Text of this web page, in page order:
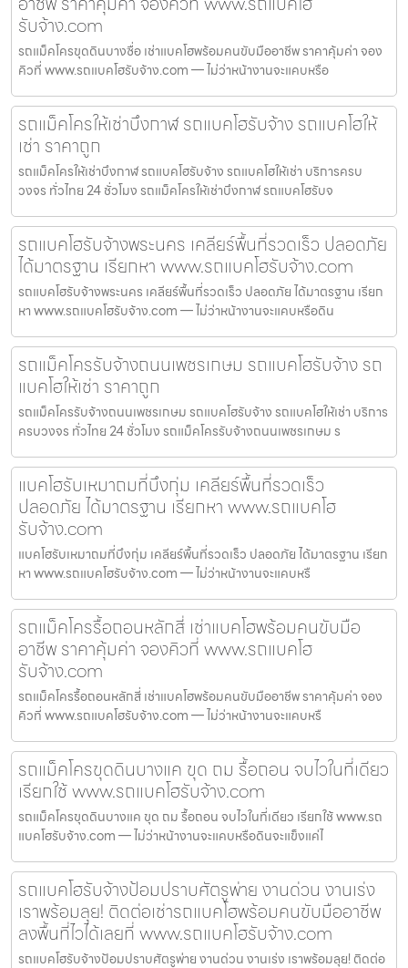
รับจ้าง.com
รถแม็คโครขุดดินบางซื่อ เช่าแบคโฮพร้อมคนขับมืออาชีพ ราคาคุ้มค่า จอง
คิวที่ www.รถแบคโฮรับจ้าง.com — ไม่ว่าหน้างานจะแคบหรือ
รถแม็คโครให้เช่าบึงกาฬ รถแบคโฮรับจ้าง รถแบคโฮให้
เช่า ราคาถูก
รถแม็คโครให้เช่าบึงกาฬ รถแบคโฮรับจ้าง รถแบคโฮให้เช่า บริการครบ
วงจร ทั่วไทย 24 ชั่วโมง รถแม็คโครให้เช่าบึงกาฬ รถแบคโฮรับจ
รถแบคโฮรับจ้างพระนคร เคลียร์พื้นที่รวดเร็ว ปลอดภัย
ได้มาตรฐาน เรียกหา www.รถแบคโฮรับจ้าง.com
รถแบคโฮรับจ้างพระนคร เคลียร์พื้นที่รวดเร็ว ปลอดภัย ได้มาตรฐาน เรียก
หา www.รถแบคโฮรับจ้าง.com — ไม่ว่าหน้างานจะแคบหรือดิน
รถแม็คโครรับจ้างถนนเพชรเกษม รถแบคโฮรับจ้าง รถ
แบคโฮให้เช่า ราคาถูก
รถแม็คโครรับจ้างถนนเพชรเกษม รถแบคโฮรับจ้าง รถแบคโฮให้เช่า บริการ
ครบวงจร ทั่วไทย 24 ชั่วโมง รถแม็คโครรับจ้างถนนเพชรเกษม ร
แบคโฮรับเหมาถมที่บึงกุ่ม เคลียร์พื้นที่รวดเร็ว
ปลอดภัย ได้มาตรฐาน เรียกหา www.รถแบคโฮ
รับจ้าง.com
แบคโฮรับเหมาถมที่บึงกุ่ม เคลียร์พื้นที่รวดเร็ว ปลอดภัย ได้มาตรฐาน เรียก
หา www.รถแบคโฮรับจ้าง.com — ไม่ว่าหน้างานจะแคบหรื
รถแม็คโครรื้อถอนหลักสี่ เช่าแบคโฮพร้อมคนขับมือ
อาชีพ ราคาคุ้มค่า จองคิวที่ www.รถแบคโฮ
รับจ้าง.com
รถแม็คโครรื้อถอนหลักสี่ เช่าแบคโฮพร้อมคนขับมืออาชีพ ราคาคุ้มค่า จอง
คิวที่ www.รถแบคโฮรับจ้าง.com — ไม่ว่าหน้างานจะแคบหรื
รถแม็คโครขุดดินบางแค ขุด ถม รื้อถอน จบไวในที่เดียว
เรียกใช้ www.รถแบคโฮรับจ้าง.com
รถแม็คโครขุดดินบางแค ขุด ถม รื้อถอน จบไวในที่เดียว เรียกใช้ www.รถ
แบคโฮรับจ้าง.com — ไม่ว่าหน้างานจะแคบหรือดินจะแข็งแค่ไ
รถแบคโฮรับจ้างป้อมปราบศัตรูพ่าย งานด่วน งานเร่ง
เราพร้อมลุย! ติดต่อเช่ารถแบคโฮพร้อมคนขับมืออาชีพ
ลงพื้นที่ไวได้เลยที่ www.รถแบคโฮรับจ้าง.com
รถแบคโฮรับจ้างป้อมปราบศัตรูพ่าย งานด่วน งานเร่ง เราพร้อมลุย! ติดต่อ